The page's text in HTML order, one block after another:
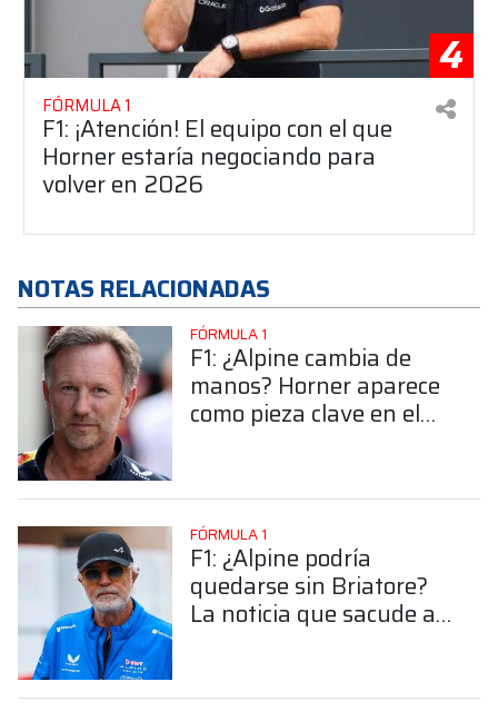
4
FÓRMULA 1
F1: ¡Atención! El equipo con el que
Horner estaría negociando para
volver en 2026
NOTAS RELACIONADAS
FÓRMULA 1
F1: ¿Alpine cambia de
manos? Horner aparece
como pieza clave en el
FÓRMULA 1
F1: ¿Alpine podría
quedarse sin Briatore?
La noticia que sacude al